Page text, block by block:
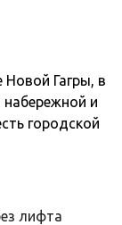
Новой Гагры, в
и
городской
лифта